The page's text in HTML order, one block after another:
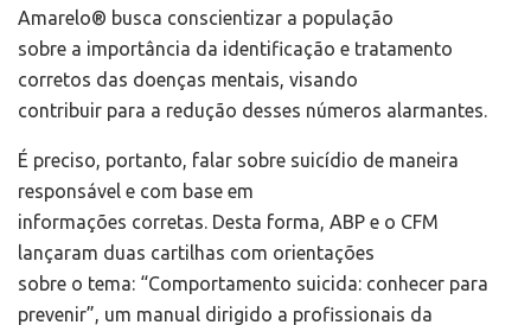
Amarelo® busca conscientizar a população
sobre a importância da identificação e tratamento
corretos das doenças mentais, visando
contribuir para a redução desses números alarmantes.
É preciso, portanto, falar sobre suicídio de maneira
responsável e com base em
informações corretas. Desta forma, ABP e o CFM
lançaram duas cartilhas com orientações
sobre o tema: “Comportamento suicida: conhecer para
prevenir”, um manual dirigido a profissionais da